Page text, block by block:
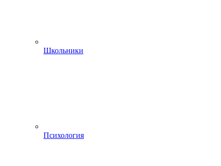
Школьники
Психология